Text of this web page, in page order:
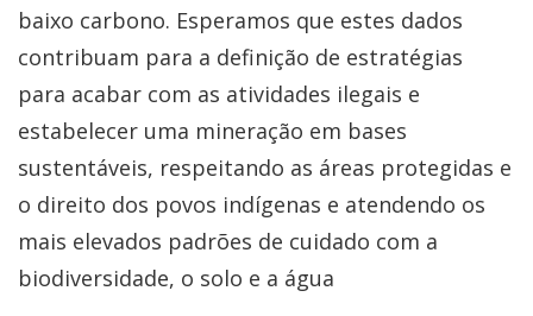
baixo carbono. Esperamos que estes dados
contribuam para a definição de estratégias
para acabar com as atividades ilegais e
estabelecer uma mineração em bases
sustentáveis, respeitando as áreas protegidas e
o direito dos povos indígenas e atendendo os
mais elevados padrões de cuidado com a
biodiversidade, o solo e a água